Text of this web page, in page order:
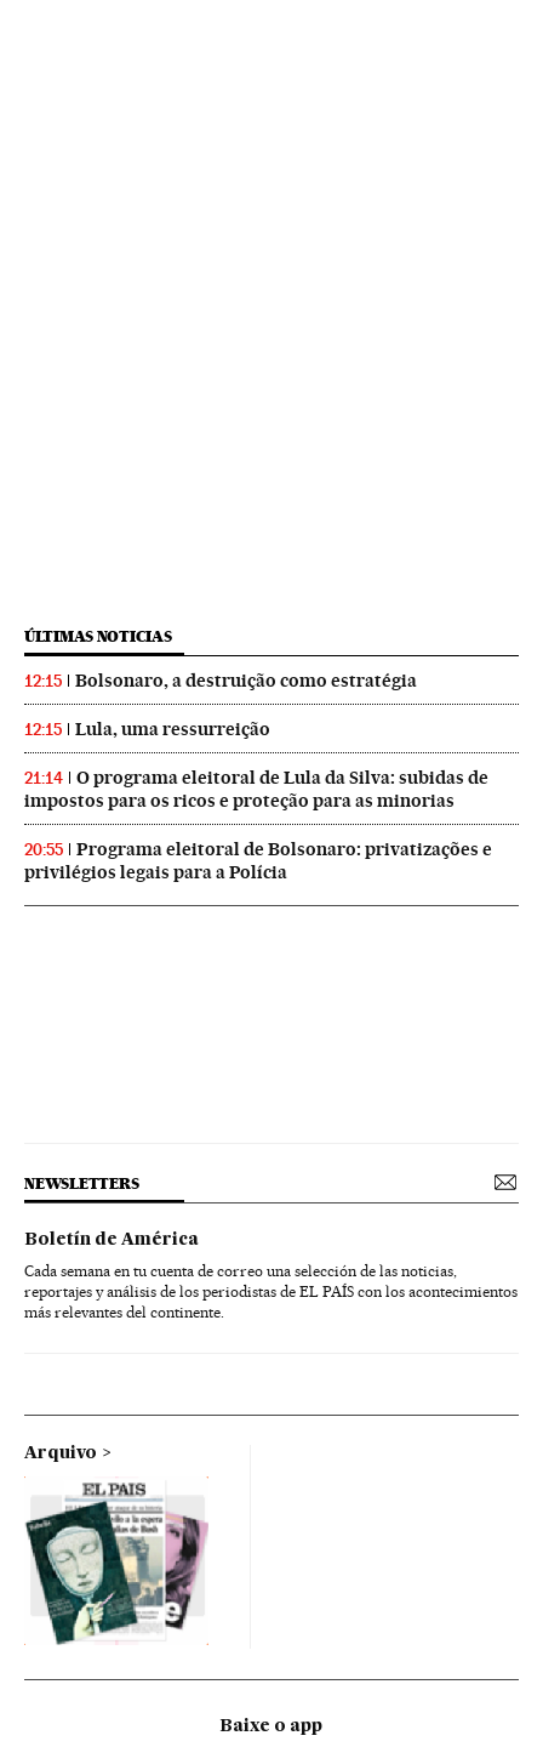
ÚLTIMAS NOTICIAS
12:15 Bolsonaro, a destruição como estratégia
12:15 Lula, uma ressurreição
21:14
O programa eleitoral de Lula da Silva: subidas de
impostos para os ricos e proteção para as minorias
20:55
Programa eleitoral de Bolsonaro: privatizações e
privilégios legais para a Polícia
NEWSLETTERS
Boletín de América
Cada semana en tu cuenta de correo una selección de las noticias,
reportajes y análisis de los periodistas de EL PAÍS con los acontecimientos
más relevantes del continente.
Arquivo
Baixe o app